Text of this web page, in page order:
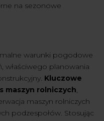
na sezonowe
warunki pogodowe
właściwego planowania
Kluczowe
maszyn rolniczych,
maszyn rolniczych
podzespołów. Stosując